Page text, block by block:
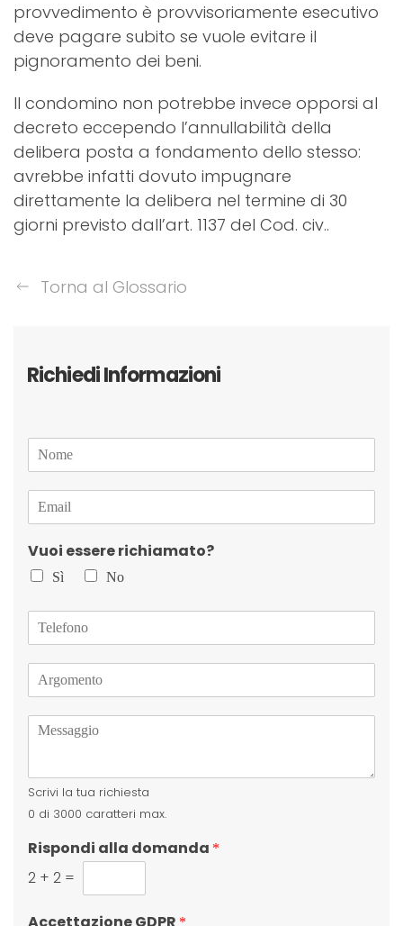
provvedimento è provvisoriamente esecutivo
deve pagare subito se vuole evitare il
pignoramento dei beni.
Il condomino non potrebbe invece opporsi al
decreto eccependo l’annullabilità della
delibera posta a fondamento dello stesso:
avrebbe infatti dovuto impugnare
direttamente la delibera nel termine di 30
giorni previsto dall’art. 1137 del Cod. civ..
Torna al Glossario
Richiedi Informazioni
N
E
m
i
l
Vuoi essere richiamato?
Sì No
T
A
n
t
o
M
s
a
g
i
*
Scrivi la tua richiesta
0 di 3000 caratteri max.
Rispondi alla domanda *
2 + 2 =
Accettazione GDPR *